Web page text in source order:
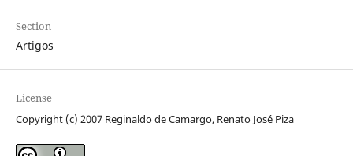
Section
Artigos
License
Copyright (c) 2007 Reginaldo de Camargo, Renato José Piza